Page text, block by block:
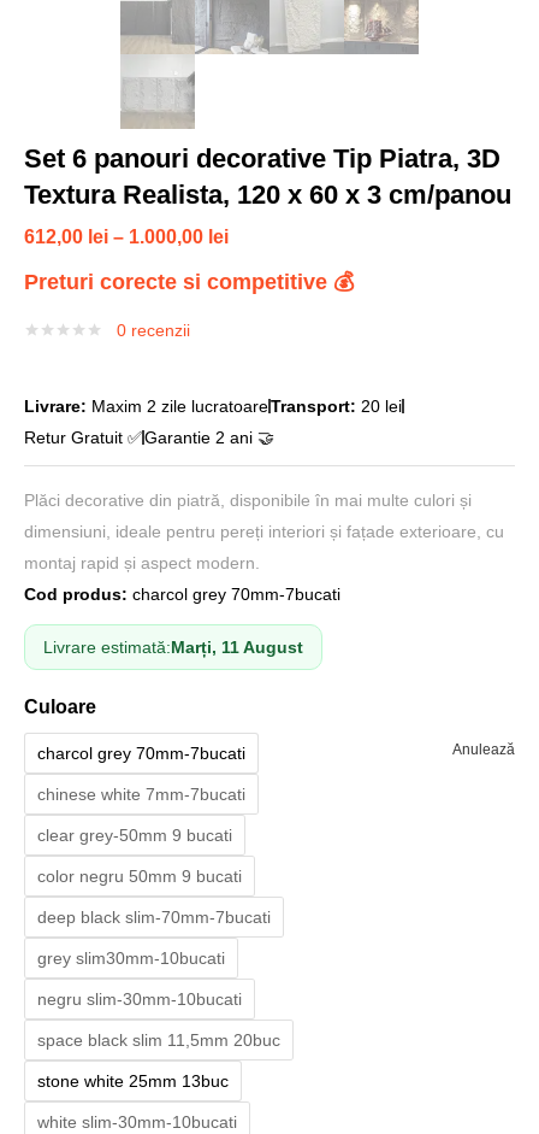
Set 6 panouri decorative Tip Piatra, 3D
Textura Realista, 120 x 60 x 3 cm/panou
612,00 lei – 1.000,00 lei
Preturi corecte si competitive 💰
0 recenzii
Livrare: Maxim 2 zile lucratoareTransport: 20 lei
Retur Gratuit ✅Garantie 2 ani 🤝
Plăci decorative din piatră, disponibile în mai multe culori și
dimensiuni, ideale pentru pereți interiori și fațade exterioare, cu
montaj rapid și aspect modern.
Cod produs: charcol grey 70mm-7bucati
Livrare estimată:Marți, 11 August
Culoare
charcol grey 70mm-7bucati
chinese white 7mm-7bucati
clear grey-50mm 9 bucati
color negru 50mm 9 bucati
deep black slim-70mm-7bucati
grey slim30mm-10bucati
negru slim-30mm-10bucati
space black slim 11,5mm 20buc
stone white 25mm 13buc
white slim-30mm-10bucati
Anulează